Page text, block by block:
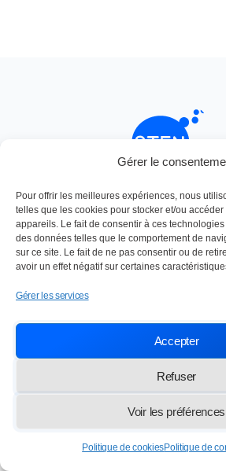
Gérer le
Pour offrir les meilleures expériences, nous
telles que les cookies pour stocker et/ou
appareils. Le fait de consentir à ces
des données telles que le comportement de
sur ce site. Le fait de ne pas consentir ou de
avoir un effet négatif sur certaines
Gérer les services
Accepter
Refuser
Voir les préférences
Politique de cookiesPolitique de
SOC TRAVAUX ENTRETIEN
Paris,13 rue des Frères Lumière
info@lasten.fr 01
© 2026 STEN — Tous droits